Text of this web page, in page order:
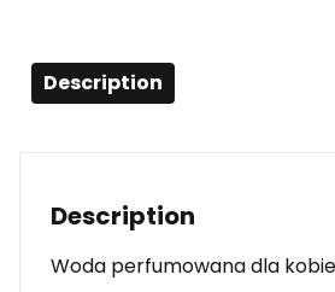
Description
Description
Woda perfumowana dla